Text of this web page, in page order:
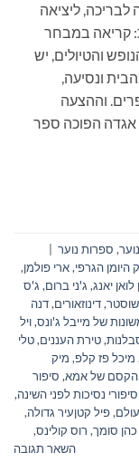
לבריכה, ליציאה
קריאה במבחר
והטיולים, יש
ונסיעה,
וההצעה
אגדה הפוכה ספר
, ספרות נוער
היומן הגרפי,ארי פולמן,
לואן יאנג, ג'ני ברום, ג'ס
שוסטר,דינוזאורים,דנה
של מייבל ג'ונס,ויל
,טירת העננים,טלי
, מיכל פז קלפ, מיק
הקסם של אמא, סיפור
סיפורי נסיכות לפני השינה,
,פיל קטןעיר גדולה,
כהן סומך, רוס קולינס,
השאר תגובה